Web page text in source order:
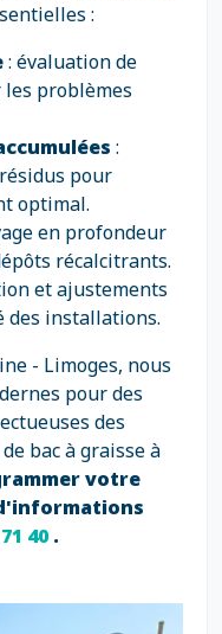
:
: évaluation de
les problèmes
:
pour
optimal.
en profondeur
récalcitrants.
et ajustements
installations.
- Limoges, nous
pour des
des
bac à graisse à
votre
40.